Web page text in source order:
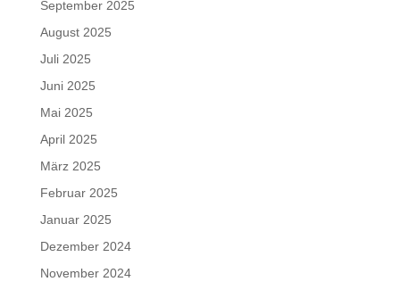
September 2025
August 2025
Juli 2025
Juni 2025
Mai 2025
April 2025
März 2025
Februar 2025
Januar 2025
Dezember 2024
November 2024